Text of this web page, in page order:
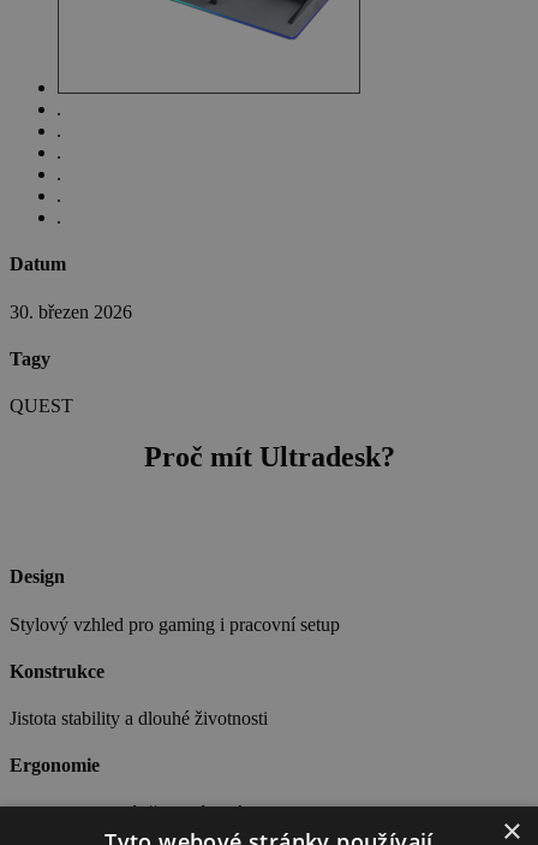
Datum
30. březen 2026
Tagy
QUEST
Proč mít Ultradesk?
Design
Stylový vzhled pro gaming i pracovní setup
Konstrukce
Jistota stability a dlouhé životnosti
Ergonomie
Podpora pohodlí při hraní i práci ×